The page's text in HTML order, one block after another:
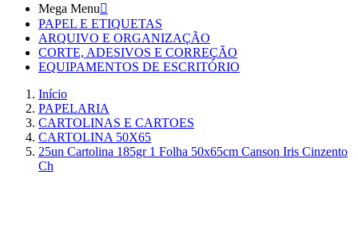
Mega Menu
PAPEL E ETIQUETAS
ARQUIVO E ORGANIZAÇÃO
CORTE, ADESIVOS E CORREÇÃO
EQUIPAMENTOS DE ESCRITÓRIO
Início
PAPELARIA
CARTOLINAS E CARTOES
CARTOLINA 50X65
25un Cartolina 185gr 1 Folha 50x65cm Canson Iris Cinzento
Ch